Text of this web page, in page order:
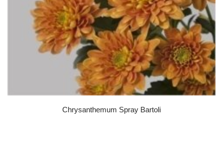
Chrysanthemum Spray Bartoli